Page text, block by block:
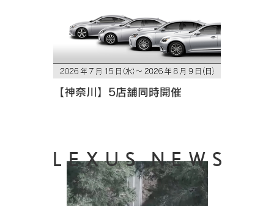
【神奈川】5店舗同時開催
LEXUS NEWS